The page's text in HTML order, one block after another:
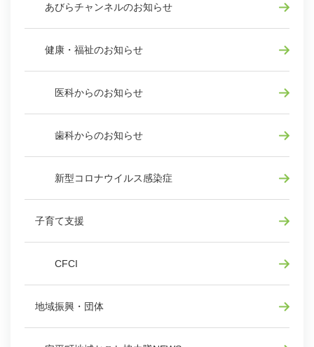
あびらチャンネルのお知らせ
健康・福祉のお知らせ
医科からのお知らせ
歯科からのお知らせ
新型コロナウイルス感染症
子育て支援
CFCI
地域振興・団体